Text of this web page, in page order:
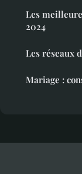
Les
2024
Les réseaux
Mariage :